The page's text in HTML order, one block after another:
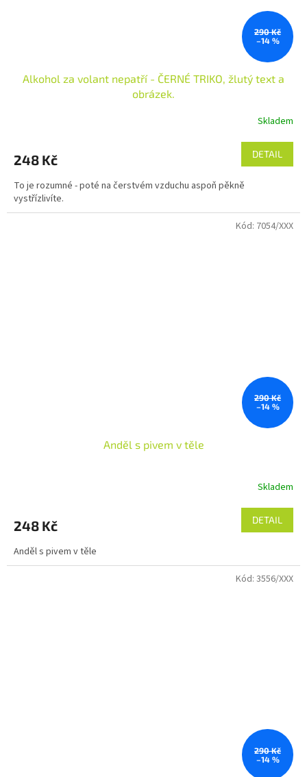
290 Kč
–14 %
Alkohol za volant nepatří - ČERNÉ TRIKO, žlutý text a
obrázek.
Skladem
248 Kč DETAIL
To je rozumné - poté na čerstvém vzduchu aspoň pěkně
vystřízlivíte.
290 Kč
–14 %
Anděl s pivem v těle
Skladem
248 Kč DETAIL
Anděl s pivem v těle
Kód: 7054/XXX
290 Kč
–14 %
Kód: 3556/XXX